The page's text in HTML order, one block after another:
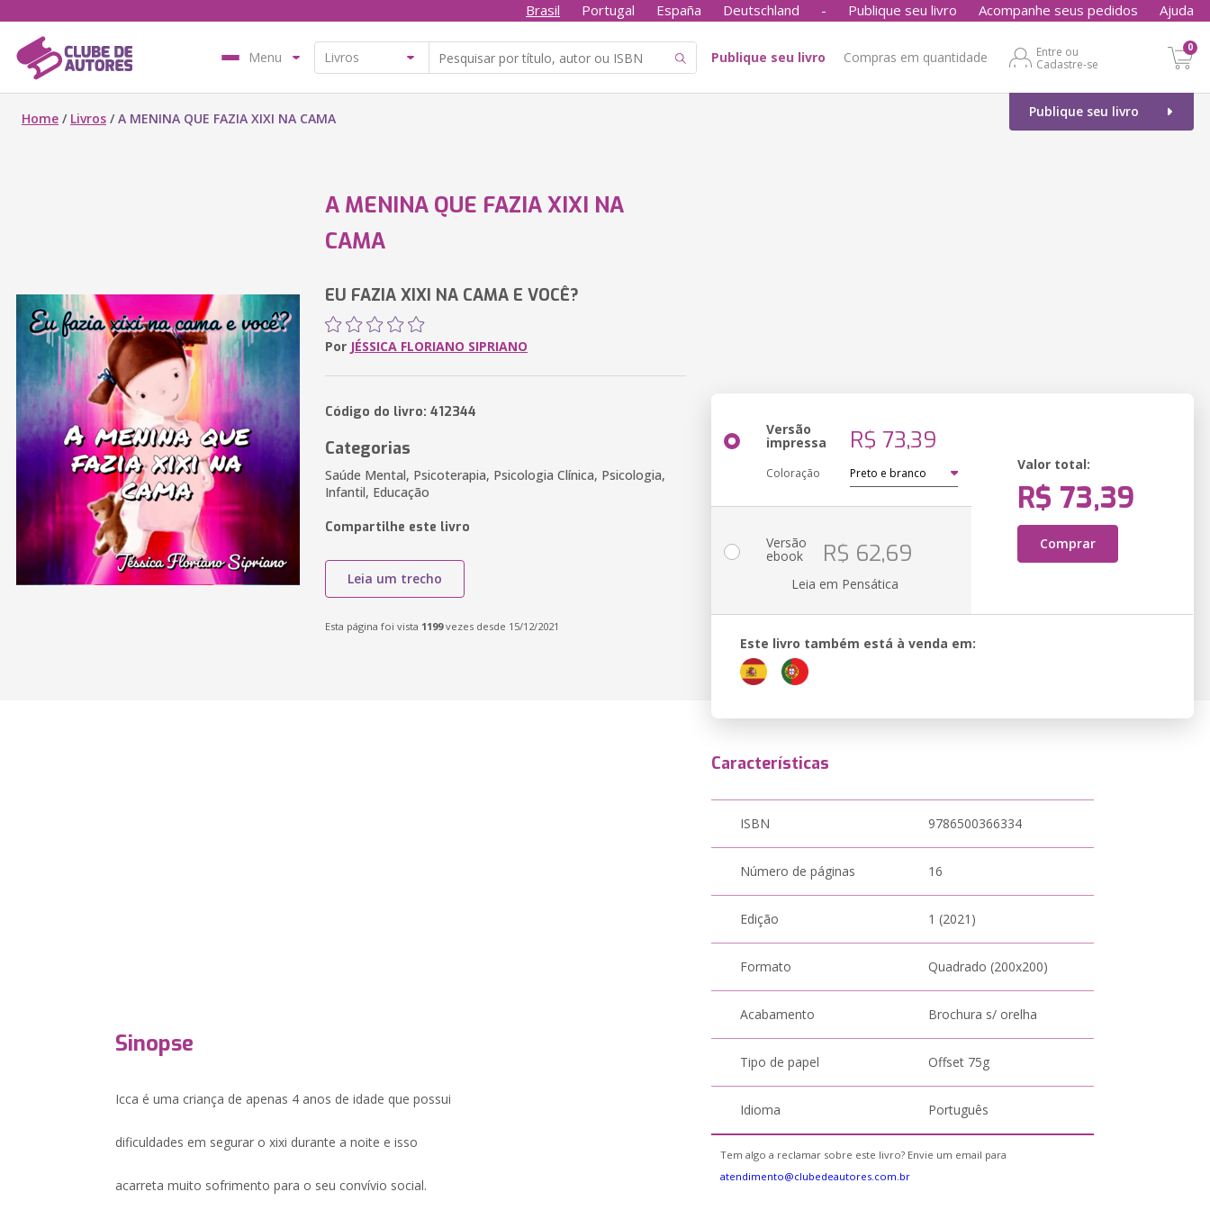
Brasil Portugal España Deutschland - Publique seu livro Acompanhe seus pedidos Ajuda
Menu Publique seu livro Compras em quantidade
Entre ou
Cadastre-se
0
Publique seu livro
Home / Livros /A MENINA QUE FAZIA XIXI NA CAMA
A MENINA QUE FAZIA XIXI NA
CAMA
EU FAZIA XIXI NA CAMA E VOCÊ?
Por JÉSSICA FLORIANO SIPRIANO
Código do livro: 412344
Categorias
Saúde Mental, Psicoterapia, Psicologia Clínica, Psicologia,
Infantil, Educação
Compartilhe este livro
Leia um trecho
Esta página foi vista 1199vezes desde 15/12/2021
Versão
impressa R$ 73,39
Coloração
Valor total:
R$ 73,39
Comprar
Versão
ebook R$ 62,69
Leia em Pensática
Este livro também está à venda em:
Sinopse
Icca é uma criança de apenas 4 anos de idade que possui
dificuldades em segurar o xixi durante a noite e isso
acarreta muito sofrimento para o seu convívio social.
Características
ISBN 9786500366334
Número de páginas 16
Edição 1 (2021)
Formato Quadrado (200x200)
Acabamento Brochura s/ orelha
Tipo de papel Offset 75g
Idioma Português
Tem algo a reclamar sobre este livro? Envie um email para
atendimento@clubedeautores.com.br